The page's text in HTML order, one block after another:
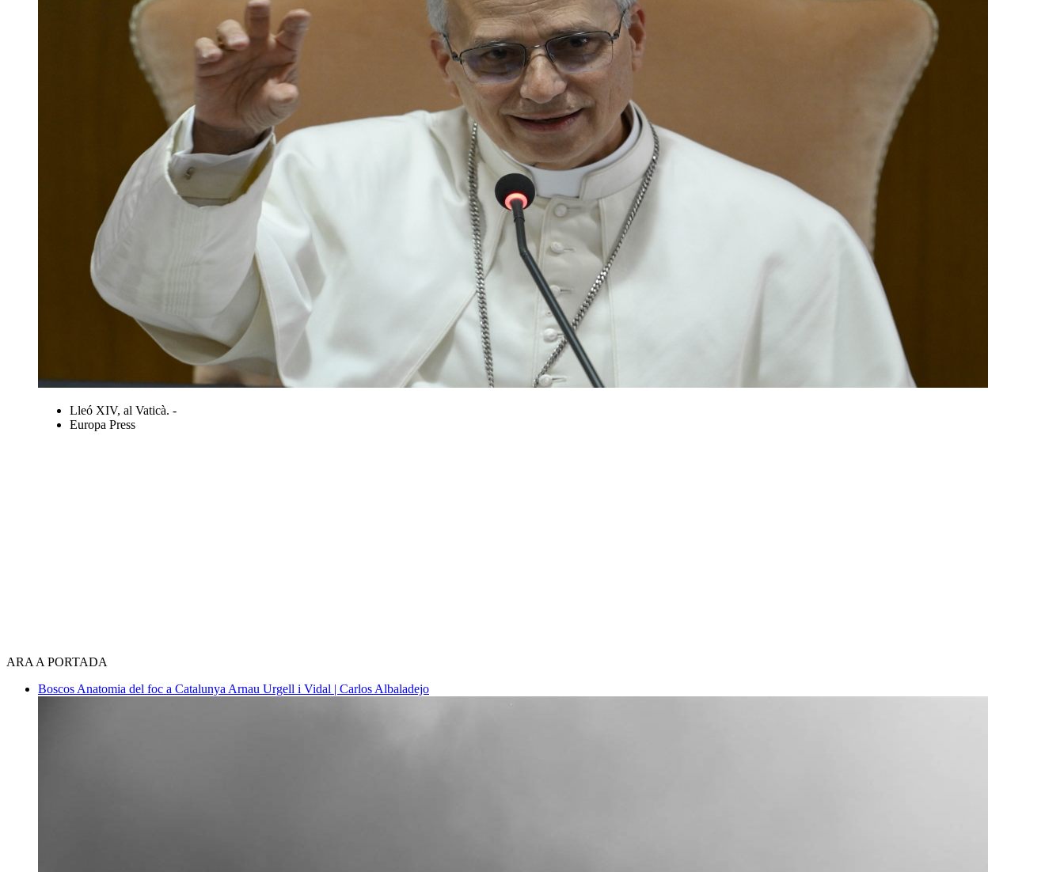
Lleó XIV, al Vaticà. -
Europa Press
ARA A PORTADA
Boscos Anatomia del foc a Catalunya Arnau Urgell i Vidal | Carlos Albaladejo